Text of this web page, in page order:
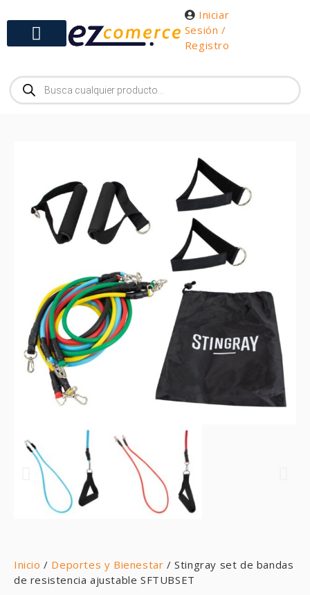
Iniciar
Sesión /
Registro
Inicio / Deportes y Bienestar / Stingray set de bandas
de resistencia ajustable SFTUBSET